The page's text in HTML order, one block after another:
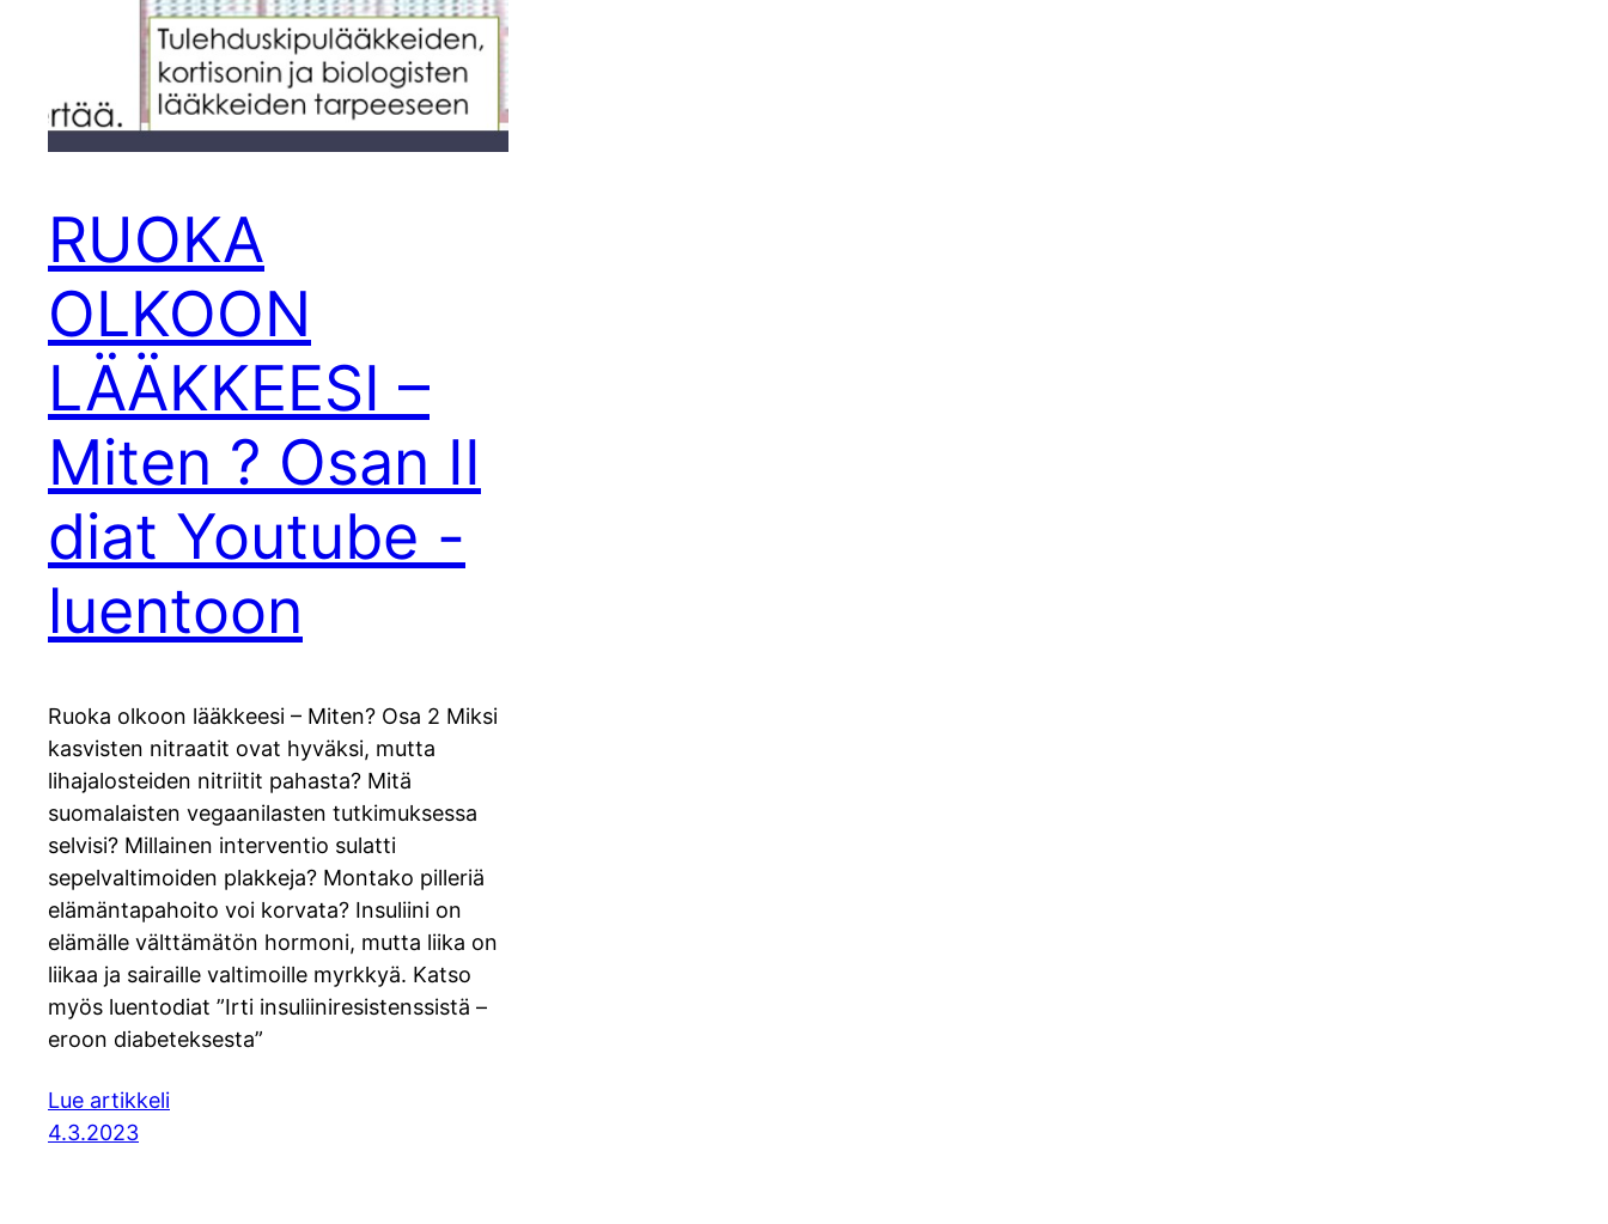
RUOKA
OLKOON
LÄÄKKEESI –
Miten ? Osan II
diat Youtube -
luentoon
Ruoka olkoon lääkkeesi – Miten? Osa 2 Miksi
kasvisten nitraatit ovat hyväksi, mutta
lihajalosteiden nitriitit pahasta? Mitä
suomalaisten vegaanilasten tutkimuksessa
selvisi? Millainen interventio sulatti
sepelvaltimoiden plakkeja? Montako pilleriä
elämäntapahoito voi korvata? Insuliini on
elämälle välttämätön hormoni, mutta liika on
liikaa ja sairaille valtimoille myrkkyä. Katso
myös luentodiat ”Irti insuliiniresistenssistä –
eroon diabeteksesta”
Lue artikkeli
4.3.2023